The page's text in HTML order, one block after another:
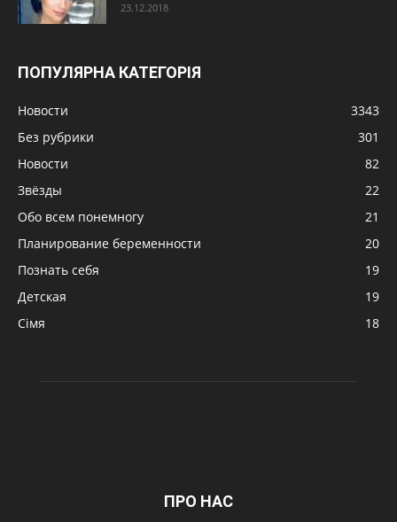
23.12.2018
ПОПУЛЯРНА КАТЕГОРІЯ
Новости
3343
Без рубрики
301
Новости
82
Звёзды
22
Обо всем понемногу
21
Планирование беременности
20
Познать себя
19
Детская
19
Сімя
18
ПРО НАС